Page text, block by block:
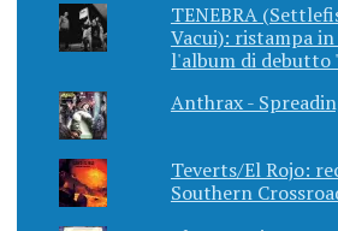
TENEBRA
Vacui): ristampa
l'album di debutto
Anthrax -
Teverts/El Rojo:
Southern